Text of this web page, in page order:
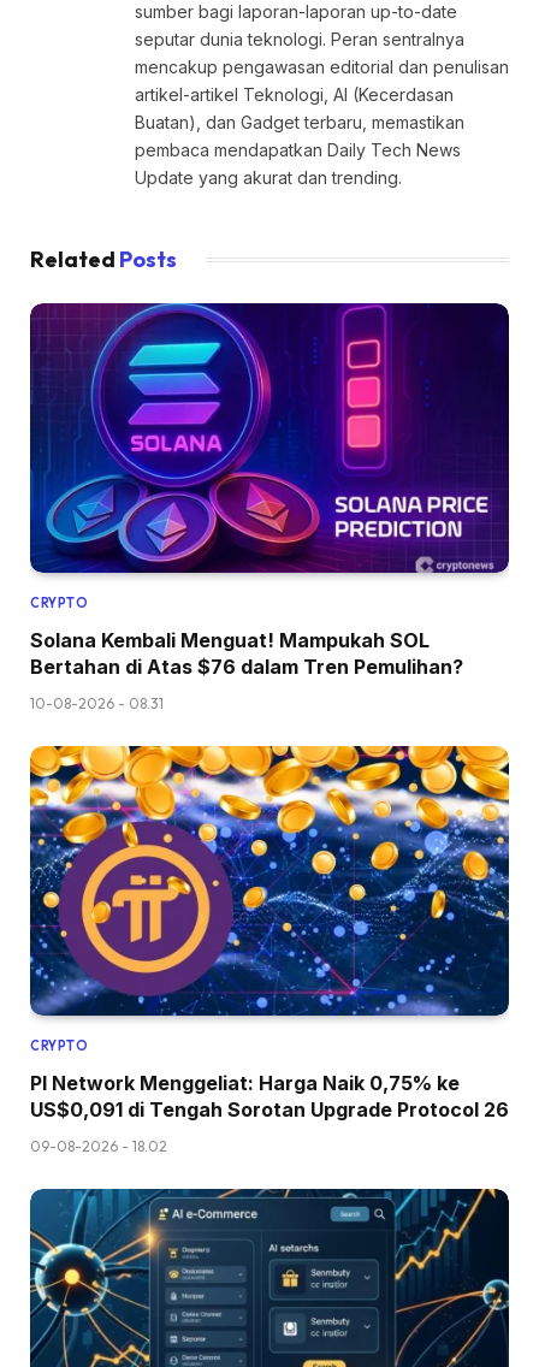
sumber bagi laporan-laporan up-to-date
seputar dunia teknologi. Peran sentralnya
mencakup pengawasan editorial dan penulisan
artikel-artikel Teknologi, AI (Kecerdasan
Buatan), dan Gadget terbaru, memastikan
pembaca mendapatkan Daily Tech News
Update yang akurat dan trending.
Related Posts
CRYPTO
Solana Kembali Menguat! Mampukah SOL
Bertahan di Atas $76 dalam Tren Pemulihan?
10-08-2026 - 08.31
CRYPTO
PI Network Menggeliat: Harga Naik 0,75% ke
US$0,091 di Tengah Sorotan Upgrade Protocol 26
09-08-2026 - 18.02